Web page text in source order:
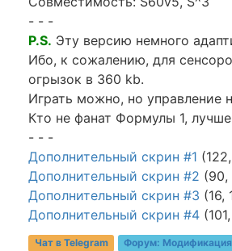
- - -
P.S. Эту версию немного
Ибо, к сожалению, для
огрызок в 360 kb.
Играть можно, но управление
Кто не фанат Формулы 1,
- - -
Дополнительный скрин #1
Дополнительный скрин #2 (90,
Дополнительный скрин #3 (16,
Дополнительный скрин #4
Чат в Telegram Форум: